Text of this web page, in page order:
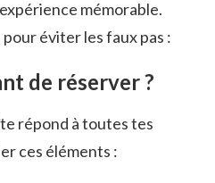
mémorable.
éviter les faux pas :
de réserver ?
répond à toutes tes
ces éléments :